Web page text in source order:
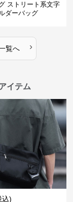
ストリート系文字
ダーバッグ
覧へ ›
イテム
込)